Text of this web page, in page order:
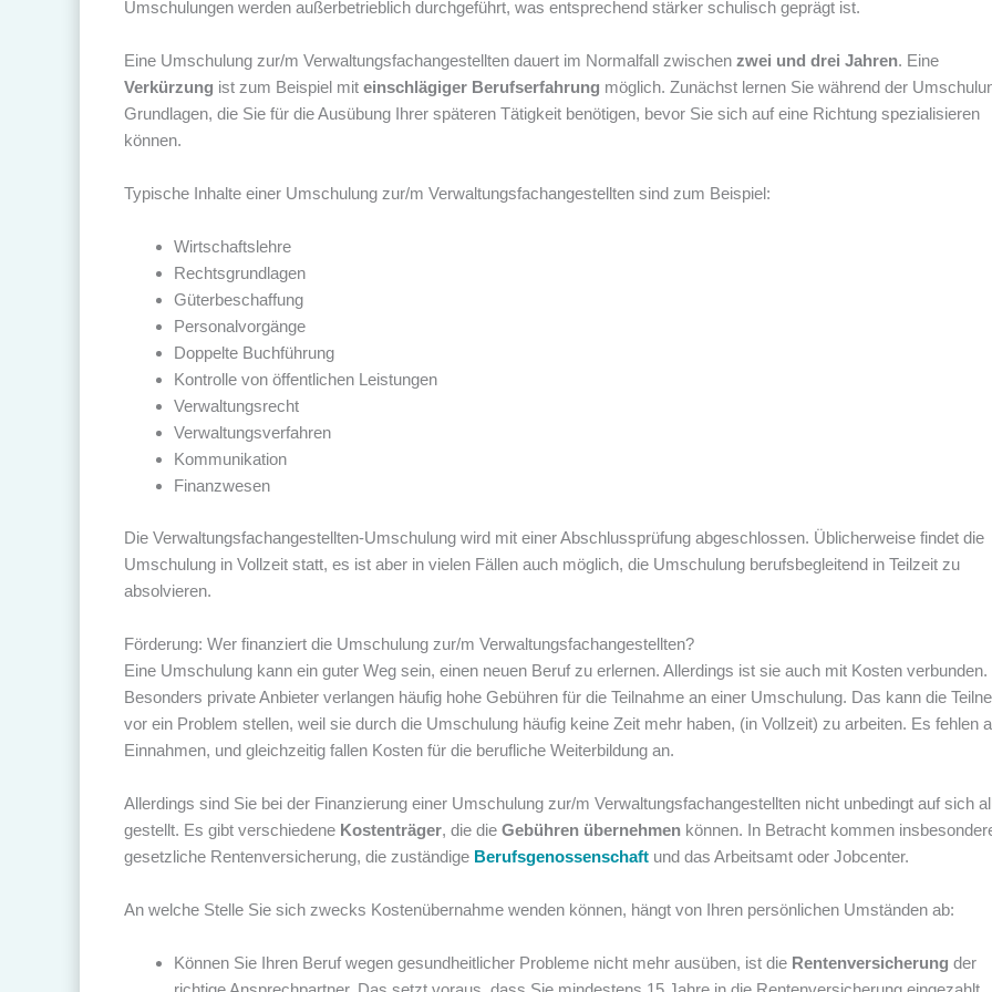
Umschulungen werden außerbetrieblich durchgeführt, was entsprechend stärker schulisch geprägt ist.
Eine Umschulung zur/m Verwaltungsfachangestellten dauert im Normalfall zwischen zwei und drei Jahren. Eine
Verkürzung ist zum Beispiel mit einschlägiger Berufserfahrung möglich. Zunächst lernen Sie während der
Grundlagen, die Sie für die Ausübung Ihrer späteren Tätigkeit benötigen, bevor Sie sich auf eine Richtung spezialisieren
können.
Typische Inhalte einer Umschulung zur/m Verwaltungsfachangestellten sind zum Beispiel:
Wirtschaftslehre
Rechtsgrundlagen
Güterbeschaffung
Personalvorgänge
Doppelte Buchführung
Kontrolle von öffentlichen Leistungen
Verwaltungsrecht
Verwaltungsverfahren
Kommunikation
Finanzwesen
Die Verwaltungsfachangestellten-Umschulung wird mit einer Abschlussprüfung abgeschlossen. Üblicherweise findet die
Umschulung in Vollzeit statt, es ist aber in vielen Fällen auch möglich, die Umschulung berufsbegleitend in Teilzeit zu
absolvieren.
Förderung: Wer finanziert die Umschulung zur/m Verwaltungsfachangestellten?
Eine Umschulung kann ein guter Weg sein, einen neuen Beruf zu erlernen. Allerdings ist sie auch mit Kosten verbunden.
Besonders private Anbieter verlangen häufig hohe Gebühren für die Teilnahme an einer Umschulung. Das kann die
vor ein Problem stellen, weil sie durch die Umschulung häufig keine Zeit mehr haben, (in Vollzeit) zu arbeiten. Es fehlen
Einnahmen, und gleichzeitig fallen Kosten für die berufliche Weiterbildung an.
Allerdings sind Sie bei der Finanzierung einer Umschulung zur/m Verwaltungsfachangestellten nicht unbedingt auf sich
gestellt. Es gibt verschiedene Kostenträger, die die Gebühren übernehmen können. In Betracht kommen
gesetzliche Rentenversicherung, die zuständige Berufsgenossenschaft und das Arbeitsamt oder Jobcenter.
An welche Stelle Sie sich zwecks Kostenübernahme wenden können, hängt von Ihren persönlichen Umständen ab:
Können Sie Ihren Beruf wegen gesundheitlicher Probleme nicht mehr ausüben, ist die Rentenversicherung der